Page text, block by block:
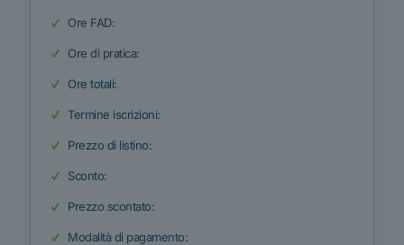
Ore FAD:
Ore di pratica:
Ore totali:
Termine iscrizioni:
Prezzo di listino:
Sconto:
Prezzo scontato:
Modalità di pagamento: